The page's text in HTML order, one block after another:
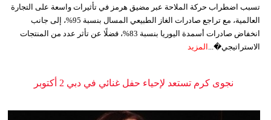
تسبب اضطراب حركة الملاحة عبر مضيق هرمز في تأثيرات واسعة على التجارة
العالمية، مع تراجع صادرات الغاز الطبيعي المسال بنسبة 95%، إلى جانب
انخفاض صادرات أسمدة اليوريا بنسبة 83%، فضلًا عن تأثر عدد من المنتجات
الاستراتيجي�... المزيد
نجوى كرم تستعد لإحياء حفل غنائي في دبي 2 أكتوبر